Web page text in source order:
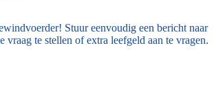
Stuur eenvoudig een bericht naar
vraag te stellen of extra leefgeld aan te vragen.